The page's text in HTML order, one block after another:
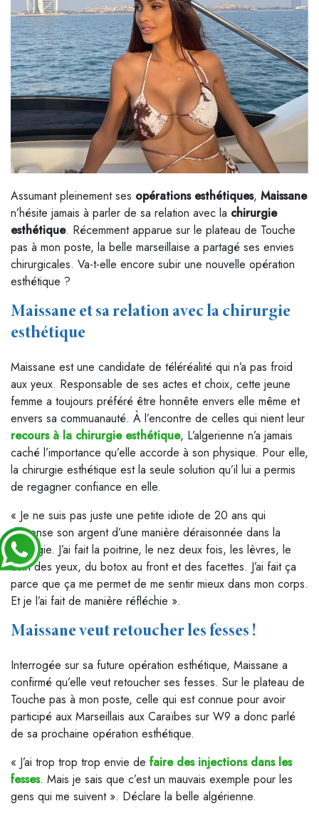
Assumant pleinement ses opérations esthétiques, Maissane
n’hésite jamais à parler de sa relation avec la chirurgie
esthétique. Récemment apparue sur le plateau de Touche
pas à mon poste, la belle marseillaise a partagé ses envies
chirurgicales. Va-t-elle encore subir une nouvelle opération
esthétique ?
Maissane et sa relation avec la chirurgie
esthétique
Maissane est une candidate de téléréalité qui n’a pas froid
aux yeux. Responsable de ses actes et choix, cette jeune
femme a toujours préféré être honnête envers elle même et
envers sa commuanauté. À l’encontre de celles qui nient leur
recours à la chirurgie esthétique, L’algerienne n’a jamais
caché l’importance qu’elle accorde à son physique. Pour elle,
la chirurgie esthétique est la seule solution qu’il lui a permis
de regagner confiance en elle.
« Je ne suis pas juste une petite idiote de 20 ans qui
dépense son argent d’une manière déraisonnée dans la
chirurgie. J’ai fait la poitrine, le nez deux fois, les lèvres, le
coin des yeux, du botox au front et des facettes. J’ai fait ça
parce que ça me permet de me sentir mieux dans mon corps.
Et je l’ai fait de manière réfléchie ».
Maissane veut retoucher les fesses !
Interrogée sur sa future opération esthétique, Maissane a
confirmé qu’elle veut retoucher ses fesses. Sur le plateau de
Touche pas à mon poste, celle qui est connue pour avoir
participé aux Marseillais aux Caraïbes sur W9 a donc parlé
de sa prochaine opération esthétique.
« J’ai trop trop trop envie de faire des injections dans les
fesses. Mais je sais que c’est un mauvais exemple pour les
gens qui me suivent ». Déclare la belle algérienne.